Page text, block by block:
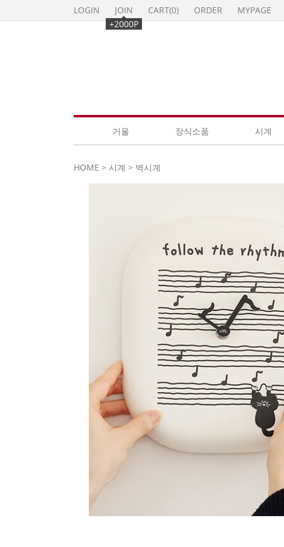
LOGIN
JOIN
+2000P
CART(0) ORDER MYPAGE
거울 장식소품 시계
HOME > 시계 > 벽시계